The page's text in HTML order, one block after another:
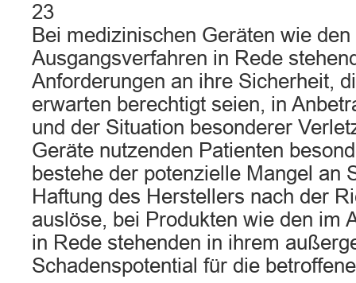
23
Bei medizinischen Geräten wie den
Ausgangsverfahren in Rede
Anforderungen an ihre Sicherheit,
erwarten berechtigt seien, in
und der Situation besonderer
Geräte nutzenden Patienten
bestehe der potenzielle Mangel an
Haftung des Herstellers nach der
auslöse, bei Produkten wie den im
in Rede stehenden in ihrem
Schadenspotential für die